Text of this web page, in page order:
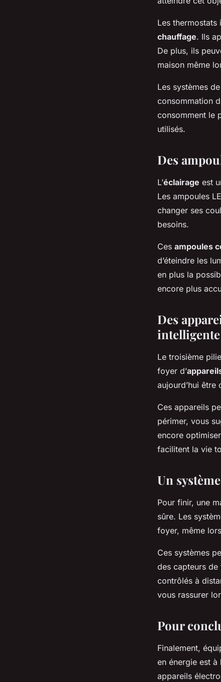
Les
chauffage. Ils
De plus, ils
maison même
Les systèmes
consommation
consomment le
utilisés.
Des
L’éclairage est
Les ampoules
changer ses
besoins.
Ces ampoules
d’éteindre les
en plus la
encore plus
Des
intelligente
Le troisième
foyer d’
aujourd’hui
Ces appareils
périmer, vous
encore
facilitent la vie
Un
Pour finir, une
sûre. Les
foyer, même
Ces systèmes
des capteurs de
contrôlés à
vous rassurer
Pour
Finalement,
en énergie est
appareils